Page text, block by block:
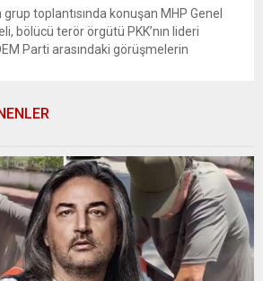
toplantısında konuşan MHP Genel
bölücü terör örgütü PKK’nın lideri
Parti arasındaki görüşmelerin
çözüm süreci tartışmalarını
Meclis’e gelerek silah